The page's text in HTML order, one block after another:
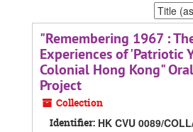
Sort
by:
"Remembering 1967 :
Experiences of 'Patriotic
Colonial Hong Kong"
Project
Collection
Identifier: HK CVU 0089/